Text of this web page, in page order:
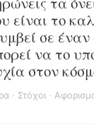
είναι το
σε
να το
στον
· Στόχοι ·